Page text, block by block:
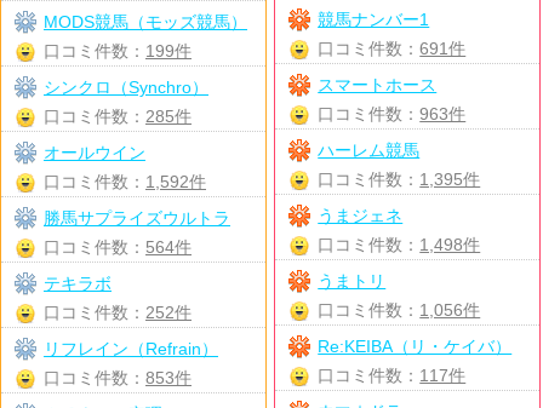
競馬ナンバー1
口コミ件数：691件
スマートホース
口コミ件数：963件
ハーレム競馬
口コミ件数： 1,395件
うまジェネ
口コミ件数： 1,498件
うまトリ
口コミ件数： 1,056件
Re:KEIBA（リ・ケイバ）
口コミ件数： 117件
MODS競馬（モッズ競馬）
口コミ件数： 199件
シンクロ（Synchro）
口コミ件数： 285件
オールウイン
口コミ件数： 1,592件
勝馬サプライズウルトラ
口コミ件数： 564件
テキラボ
口コミ件数： 252件
リフレイン（Refrain）
口コミ件数： 853件